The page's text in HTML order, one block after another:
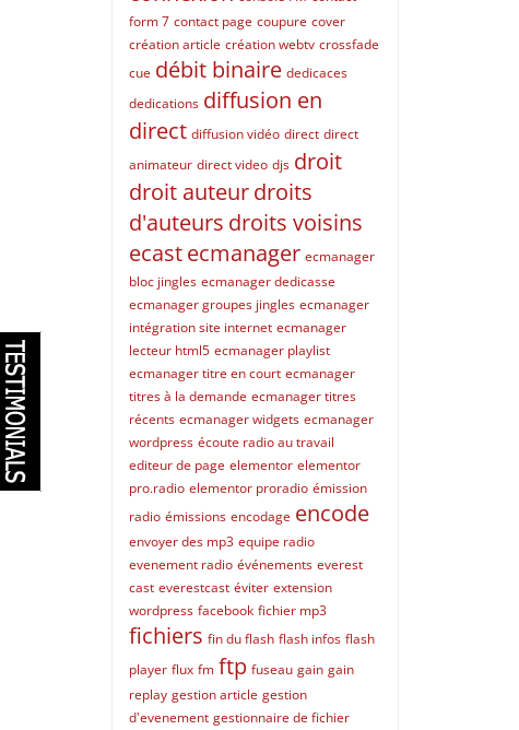
form 7 contact page coupure cover
création article création webtv crossfade
cue débit binaire dedicaces
dedications diffusion en
direct diffusion vidéo direct direct
animateur direct video djs droit
droit auteurdroits
d'auteurs droits voisins
ecastecmanager ecmanager
bloc jingles ecmanager dedicasse
ecmanager groupes jingles ecmanager
intégration site internet ecmanager
lecteur html5 ecmanager playlist
ecmanager titre en court ecmanager
titres à la demande ecmanager titres
récents ecmanager widgets ecmanager
wordpress écoute radio au travail
editeur de page elementor elementor
pro.radio elementor proradio émission
radio émissions encodage encode
envoyer des mp3 equipe radio
evenement radio événements everest
cast everestcast éviter extension
wordpress facebook fichier mp3
fichiers fin du flash flash infos flash
player flux fm ftp fuseau gain gain
replay gestion article gestion
d'evenement gestionnaire de fichier